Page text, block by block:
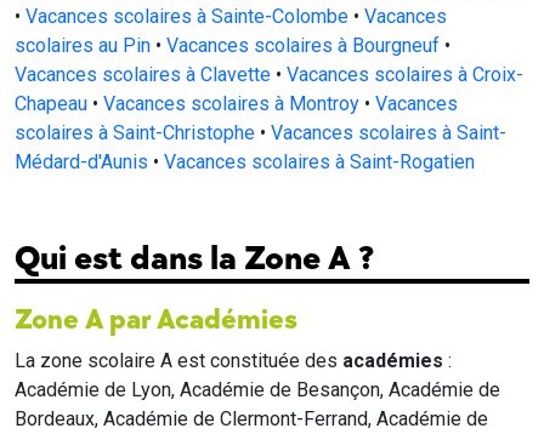
• Vacances scolaires à Sainte-Colombe • Vacances
scolaires au Pin • Vacances scolaires à Bourgneuf •
Vacances scolaires à Clavette • Vacances scolaires à Croix-
Chapeau • Vacances scolaires à Montroy • Vacances
scolaires à Saint-Christophe • Vacances scolaires à Saint-
Médard-d'Aunis • Vacances scolaires à Saint-Rogatien
Qui est dans la Zone A ?
Zone A par Académies
La zone scolaire A est constituée des académies :
Académie de Lyon, Académie de Besançon, Académie de
Bordeaux, Académie de Clermont-Ferrand, Académie de